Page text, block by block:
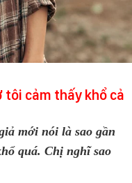
tôi cảm thấy khổ cả
mới nói là sao gần
quá. Chị nghĩ sao